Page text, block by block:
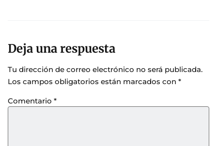
Deja una respuesta
Tu dirección de correo electrónico no será publicada.
Los campos obligatorios están marcados con *
Comentario *